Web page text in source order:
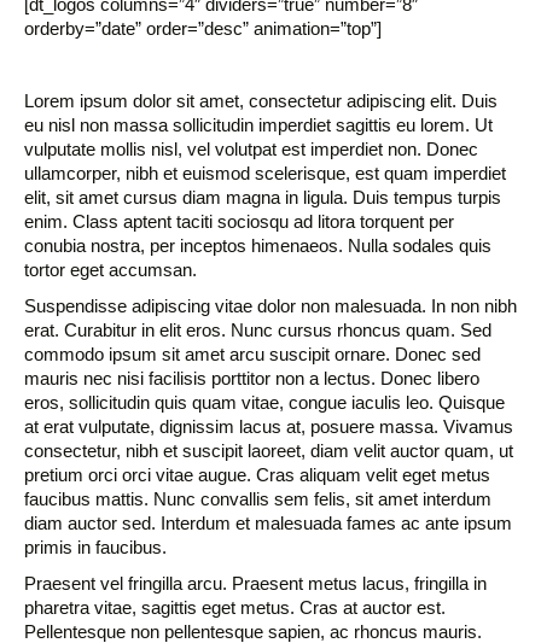
[dt_logos columns=”4″ dividers=”true” number=”8″
orderby=”date” order=”desc” animation=”top”]
Lorem ipsum dolor sit amet, consectetur adipiscing elit. Duis
eu nisl non massa sollicitudin imperdiet sagittis eu lorem. Ut
vulputate mollis nisl, vel volutpat est imperdiet non. Donec
ullamcorper, nibh et euismod scelerisque, est quam imperdiet
elit, sit amet cursus diam magna in ligula. Duis tempus turpis
enim. Class aptent taciti sociosqu ad litora torquent per
conubia nostra, per inceptos himenaeos. Nulla sodales quis
tortor eget accumsan.
Suspendisse adipiscing vitae dolor non malesuada. In non nibh
erat. Curabitur in elit eros. Nunc cursus rhoncus quam. Sed
commodo ipsum sit amet arcu suscipit ornare. Donec sed
mauris nec nisi facilisis porttitor non a lectus. Donec libero
eros, sollicitudin quis quam vitae, congue iaculis leo. Quisque
at erat vulputate, dignissim lacus at, posuere massa. Vivamus
consectetur, nibh et suscipit laoreet, diam velit auctor quam, ut
pretium orci orci vitae augue. Cras aliquam velit eget metus
faucibus mattis. Nunc convallis sem felis, sit amet interdum
diam auctor sed. Interdum et malesuada fames ac ante ipsum
primis in faucibus.
Praesent vel fringilla arcu. Praesent metus lacus, fringilla in
pharetra vitae, sagittis eget metus. Cras at auctor est.
Pellentesque non pellentesque sapien, ac rhoncus mauris.